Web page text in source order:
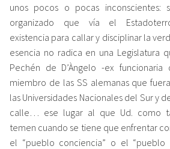
unos pocos o pocas inconscientes:
organizado que vía el
existencia para callar y disciplinar la
esencia no radica en una Legislatura
Pechén de D’Àngelo -ex funcionaria
miembro de las SS alemanas que
las Universidades Nacionales del Sur y
calle… ese lugar al que Ud. como
temen cuando se tiene que enfrentar
el “pueblo conciencia” o el “pueblo